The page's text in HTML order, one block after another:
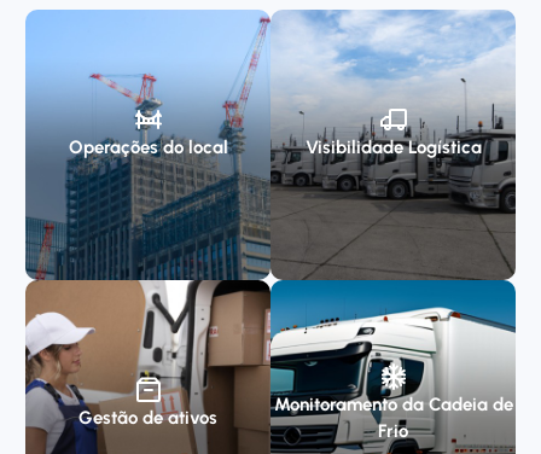
Operações do local Visibilidade Logística
Gestão de ativos
Monitoramento da Cadeia de
Frio